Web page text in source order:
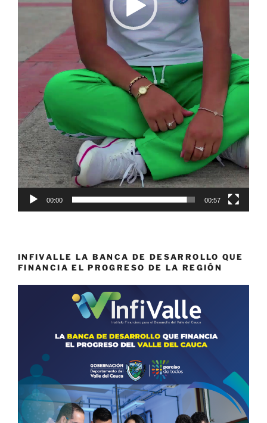
00:00 00:57
INFIVALLE LA BANCA DE DESARROLLO QUE
FINANCIA EL PROGRESO DE LA REGIÓN